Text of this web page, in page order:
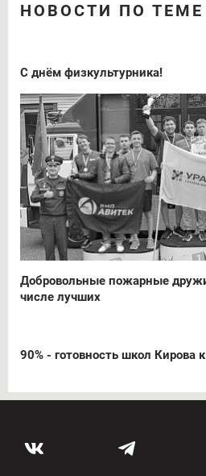
НОВОСТИ ПО ТЕМЕ
С днём физкультурника!
Добровольные пожарные
числе лучших
90% - готовность школ Кирова